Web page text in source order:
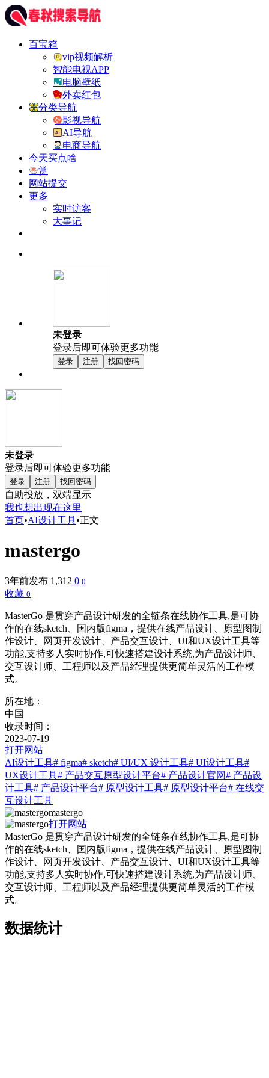
百宝箱
vip视频解析
智能电视APP
电脑壁纸
外卖红包
分类导航
影视导航
AI导航
电商导航
今天买点啥
赏
网站提交
更多
实时访客
大事记
未登录
登录后即可体验更多功能
登录 注册 找回密码
未登录
登录后即可体验更多功能
登录 注册 找回密码
自助投放，双端显示
我也想出现在这里
首页•AI设计工具•正文
mastergo
3年前发布 1,312 0 0
收藏 0
MasterGo 是贯穿产品设计研发的全链条在线协作工具,是可协
作的在线sketch、国内版figma，提供在线产品设计、原型图制
作设计、网页开发设计、产品交互设计、UI和UX设计工具等
功能,支持多人实时协作,可快速搭建设计系统,为产品设计师、
交互设计师、工程师以及产品经理提供更简单灵活的工作模
式。
所在地：
中国
收录时间：
2023-07-19
打开网站
AI设计工具# figma# sketch# UI/UX 设计工具# UI设计工具#
UX设计工具# 产品交互原型设计平台# 产品设计官网# 产品设
计工具# 产品设计平台# 原型设计工具# 原型设计平台# 在线交
互设计工具
mastergo
打开网站
MasterGo 是贯穿产品设计研发的全链条在线协作工具,是可协
作的在线sketch、国内版figma，提供在线产品设计、原型图制
作设计、网页开发设计、产品交互设计、UI和UX设计工具等
功能,支持多人实时协作,可快速搭建设计系统,为产品设计师、
交互设计师、工程师以及产品经理提供更简单灵活的工作模
式。
数据统计